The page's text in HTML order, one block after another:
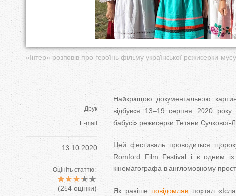
«Інтер» розповів про героїнь фільму української режисерки-
Друк
E-mail
13.10.2020
Оцініть статтю:
(254 оцінки)
Найкращою документальною
відбувся 13–19 серпня 2020 року
бабусі» режисерки Тетяни Сучкової-
Цей фестиваль проводиться
Romford Film Festival і є одним із
кінематографа в англомовному
Як раніше повідомляв портал